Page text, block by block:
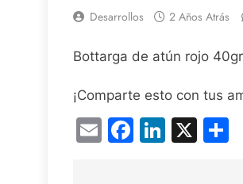
Desarrollos 2 Años Atrás
Bottarga de atún rojo 40gr
¡Comparte esto con tus
EmailFacebook
X